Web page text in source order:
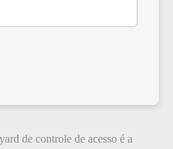
de controle de acesso é a